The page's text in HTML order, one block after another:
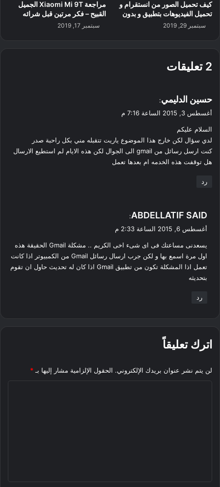
كيف تحميل الصور من انستقرام و
تحميل الفيديوهات بتطبيق و بدون
سبتمبر 29, 2019
مراجعة Xiaomi Mi 9T الجميل
القبيح – فكر مرتين قبل شرائه
سبتمبر 17, 2019
‫2 تعليقات
ي
ق
ل
حسين الدليمي:
أغسطس 3, 2015 الساعة 7:16 م
السلام عليكم
لدي سؤال لكن خارج هذا الموضوع ياريت تتقبله مني بكل راحبة صدر
كنت ارسل رسائل من gmail الى الجوال لكن هذه الايام لم استطيع الارسال
هل توقفت هذه الخدمه ام بعدها تعمل
رد
ي
ق
ل
ABDELLATIF SAID
:
أغسطس 6, 2015 الساعة 2:33 م
يسعدنى مساعتك فى اى شىء اخى الكريم .. مشكلة Gmail الحقيقة هذه
اول مرة اسمع بها و لكن جرب ارسال رسائل Gmail من الكمبيوتر اذا كانت
تعمل اذا المشكلة تكون من تطبيق Gmail اذا كان له تحديث حاول ان تقوم
بتحديثه
رد
اترك تعليقاً
لن يتم نشر عنوان بريدك الإلكتروني. الحقول الإلزامية مشار إليها بـ *